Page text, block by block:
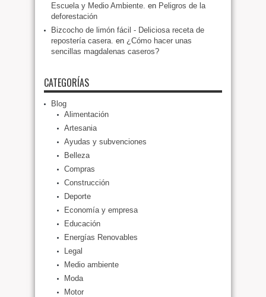
Escuela y Medio Ambiente. en Peligros de la
deforestación
Bizcocho de limón fácil - Deliciosa receta de
repostería casera. en ¿Cómo hacer unas
sencillas magdalenas caseros?
CATEGORÍAS
Blog
Alimentación
Artesania
Ayudas y subvenciones
Belleza
Compras
Construcción
Deporte
Economía y empresa
Educación
Energías Renovables
Legal
Medio ambiente
Moda
Motor